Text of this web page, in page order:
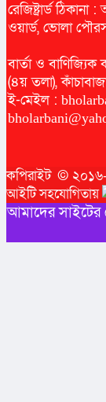
রেজিষ্ট্রার্ড
ওয়ার্ড, ভোলা
বার্তা ও
(৪য় তলা),
ই-মেইল :
কপিরাইট ©
আইটি সহযোগিতায়
আমাদের সাইটের